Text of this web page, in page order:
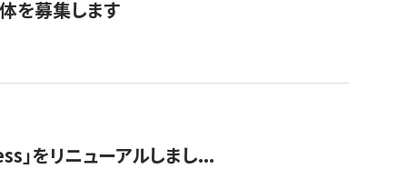
を募集します
」をリニューアルしまし...